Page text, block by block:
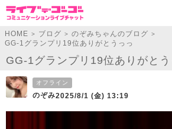
HOME > ブログ > のぞみちゃんのブログ >
GG-1グランプリ19位ありがとうっっ
GG-1グランプリ19位ありがとう
オフライン
のぞみ2025/8/1 (金) 13:19